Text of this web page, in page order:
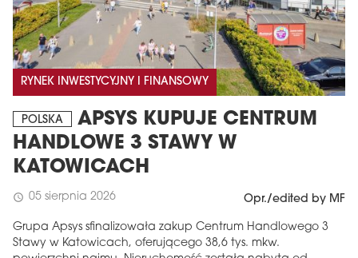
RYNEK INWESTYCYJNY I FINANSOWY
POLSKA
APSYS KUPUJE CENTRUM
HANDLOWE 3 STAWY W
KATOWICACH
schedule 05 sierpnia 2026 Opr./edited by MF
Grupa Apsys sfinalizowała zakup Centrum Handlowego 3
Stawy w Katowicach, oferującego 38,6 tys. mkw.